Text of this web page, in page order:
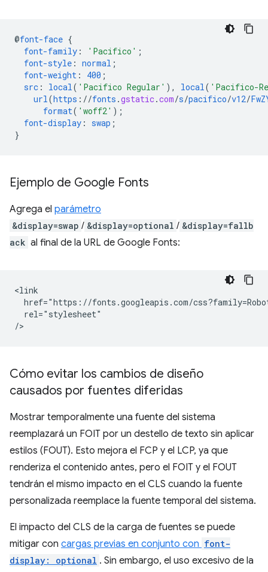
@font-face {
font-family : 'Pacifico' ;
font-style : normal ;
font-weight : 400 ;
src : local ( 'Pacifico Regular' ), local ( 'Pacifico-
url (https ://fonts .gstatic.com/s/pacifico/v12/
format( 'woff2' );
font-display : swap ;
}
Ejemplo de Google Fonts
Agrega el parámetro
&display=swap / &display=optional / &display=fallb
ack al final de la URL de Google Fonts:
<link
href="https://fonts.googleapis.com/
  rel="stylesheet"
Cómo evitar los cambios de diseño
causados por fuentes diferidas
Mostrar temporalmente una fuente del sistema
reemplazará un FOIT por un destello de texto sin aplicar
estilos (FOUT). Esto mejora el FCP y el LCP, ya que
renderiza el contenido antes, pero el FOIT y el FOUT
tendrán el mismo impacto en el CLS cuando la fuente
personalizada reemplace la fuente temporal del sistema.
El impacto del CLS de la carga de fuentes se puede
mitigar con cargas previas en conjunto con font-
display: optional . Sin embargo, el uso excesivo de la